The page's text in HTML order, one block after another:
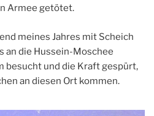
Armee getötet.
meines Jahres mit Scheich
an die Hussein-Moschee
besucht und die Kraft gespürt,
an diesen Ort kommen.